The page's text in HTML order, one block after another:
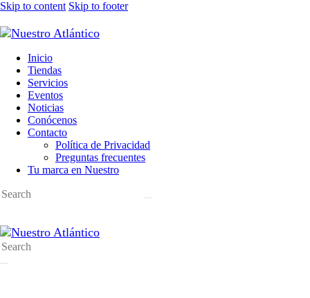
Skip to content Skip to footer
Inicio
Tiendas
Servicios
Eventos
Noticias
Conócenos
Contacto
Política de Privacidad
Preguntas frecuentes
Tu marca en Nuestro